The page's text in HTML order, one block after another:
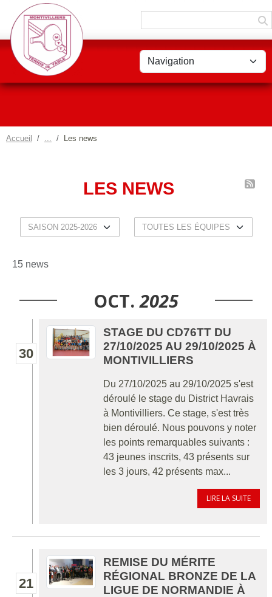
Accueil Les news
LES NEWS
15 news
OCT. 2025
30
STAGE DU CD76TT DU
27/10/2025 AU 29/10/2025 À
MONTIVILLIERS
Du 27/10/2025 au 29/10/2025 s'est
déroulé le stage du District Havrais
à Montivilliers. Ce stage, s'est très
bien déroulé. Nous pouvons y noter
les points remarquables suivants :
43 jeunes inscrits, 43 présents sur
les 3 jours, 42 présents max...
LIRE LA SUITE
21
REMISE DU MÉRITE
RÉGIONAL BRONZE DE LA
LIGUE DE NORMANDIE À
Panneau de gestion des cookies